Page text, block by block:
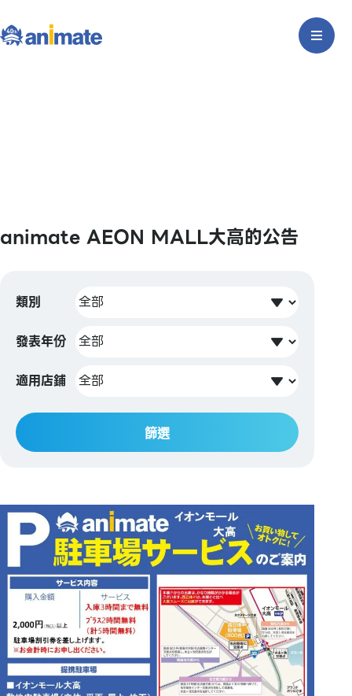
animate AEON MALL大高的公告
類別
發表年份
適用店鋪
篩選